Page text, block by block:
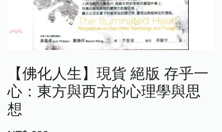
【佛化人生】現貨 絕版 存乎一
心：東方與西方的心理學與思
想